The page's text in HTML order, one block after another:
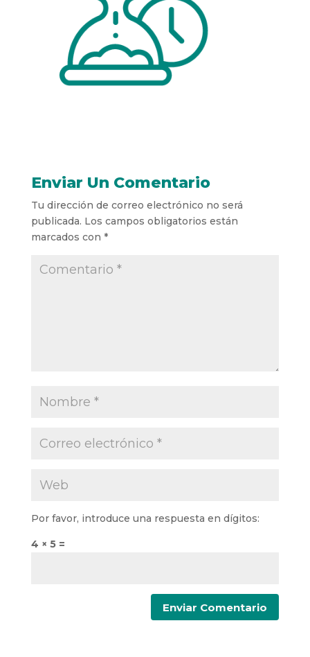
Enviar Un Comentario
Tu dirección de correo electrónico no será
publicada. Los campos obligatorios están
marcados con *
Por favor, introduce una respuesta en dígitos:
4 × 5 =